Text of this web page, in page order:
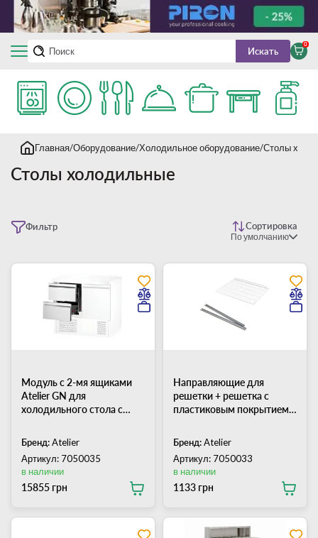
Искать
0
Главная Оборудование Холодильное оборудование Столы
Столы холодильные
Фильтр Сортировка
По умолчанию
Модуль с 2-мя ящиками
Atelier GN для
холодильного стола с
Бренд:Atelier
Артикул: 7050035
15855 грн
в наличии
Направляющие для
решетки + решетка с
пластиковым покрытием
(комплект)
Бренд:Atelier
Артикул: 7050033
1133 грн
в наличии